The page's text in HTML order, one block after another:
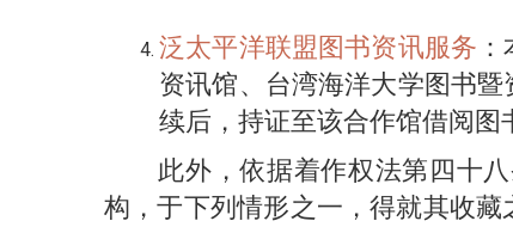
泛太平洋联盟图书资讯服务
资讯馆、台湾海洋大学图书
续后，持证至该合作馆借阅图
此外，依据着作权法第四十八
构，于下列情形之一，得就其收藏